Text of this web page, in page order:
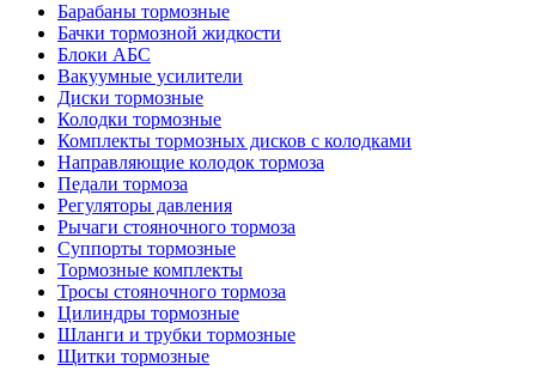
Барабаны тормозные
Бачки тормозной жидкости
Блоки АБС
Вакуумные усилители
Диски тормозные
Колодки тормозные
Комплекты тормозных дисков с колодками
Направляющие колодок тормоза
Педали тормоза
Регуляторы давления
Рычаги стояночного тормоза
Суппорты тормозные
Тормозные комплекты
Тросы стояночного тормоза
Цилиндры тормозные
Шланги и трубки тормозные
Щитки тормозные